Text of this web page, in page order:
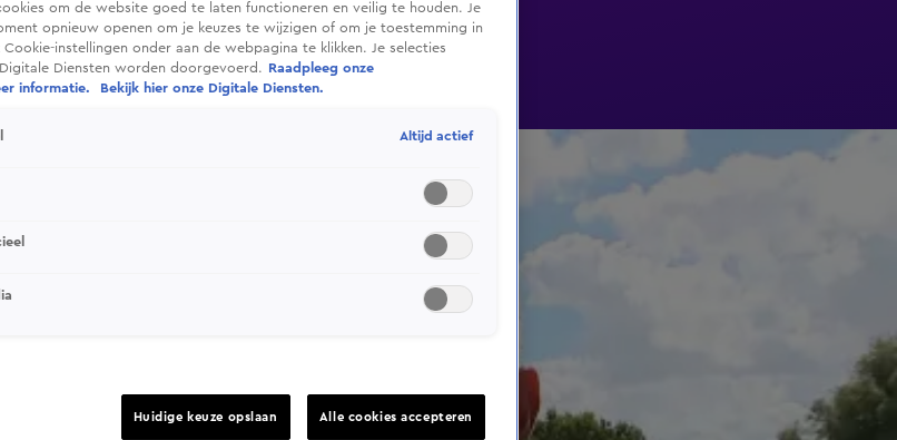
om de website goed te laten functioneren en veilig te houden. Je
opnieuw openen om je keuzes te wijzigen of om je toestemming in
instellingen onder aan de webpagina te klikken. Je selecties
Diensten worden doorgevoerd.
Raadpleeg onze
informatie.
Bekijk hier onze Digitale Diensten.
Altijd actief
Huidige keuze opslaan Alle cookies accepteren